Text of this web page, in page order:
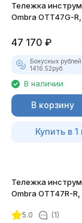
Тележка
Ombra OTT47G-
47 170 ₽
Бонусных
1416.52руб.
В наличии
В корзину
Купить в 1
Тележка
Ombra OTT47R-
5.0 (1)